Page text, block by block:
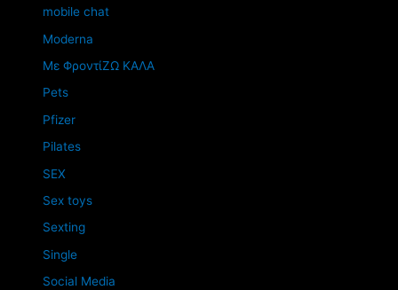
mobile chat
Moderna
Mε ΦροντίΖΩ ΚΑΛΑ
Pets
Pfizer
Pilates
SEX
Sex toys
Sexting
Single
Social Media